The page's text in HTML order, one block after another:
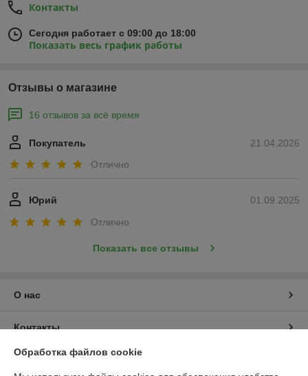
Контакты
Сегодня работает с 09:00 до 18:00
Показать весь график работы
Отзывы о магазине
16 отзывов за всё время
21.04.2026
Покупатель
Отлично
01.09.2025
Юрий
Отлично
Показать все отзывы
О нас
Контакты
Доставка и оплата
Обработка файлов cookie